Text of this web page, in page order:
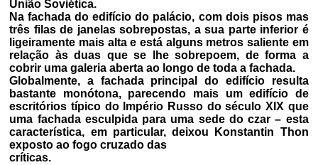
União Soviética.
Na fachada do edifício do palácio, com dois pisos mas
três filas de janelas sobrepostas, a sua parte inferior é
ligeiramente mais alta e está alguns metros saliente em
relação às duas que se lhe sobrepoem, de forma a
cobrir uma galeria aberta ao longo de toda a fachada.
Globalmente, a fachada principal do edifício resulta
bastante monótona, parecendo mais um edifício de
escritórios típico do Império Russo do século XIX que
uma fachada esculpida para uma sede do czar – esta
característica, em particular, deixou Konstantin Thon
exposto ao fogo cruzado das
críticas.